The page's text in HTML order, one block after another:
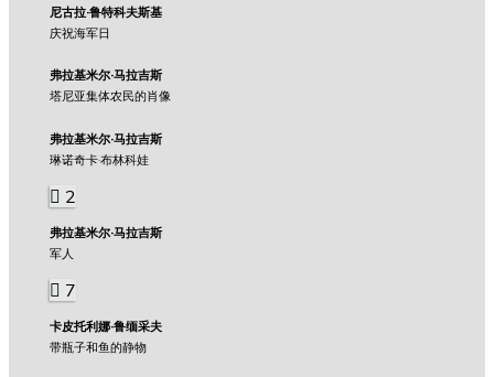
尼古拉·鲁特科夫斯基
庆祝海军日
弗拉基米尔·马拉吉斯
塔尼亚集体农民的肖像
弗拉基米尔·马拉吉斯
琳诺奇卡·布林科娃
2
弗拉基米尔·马拉吉斯
军人
7
卡皮托利娜·鲁缅采夫
带瓶子和鱼的静物